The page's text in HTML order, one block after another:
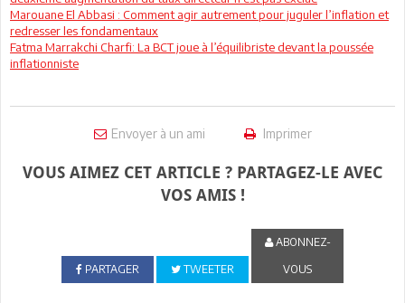
Marouane El Abbasi : Comment agir autrement pour juguler l’inflation et
redresser les fondamentaux
Fatma Marrakchi Charfi: La BCT joue à l’équilibriste devant la poussée
inflationniste
Envoyer à un ami Imprimer
VOUS AIMEZ CET ARTICLE ? PARTAGEZ-LE AVEC
VOS AMIS !
PARTAGER TWEETER
ABONNEZ-
VOUS